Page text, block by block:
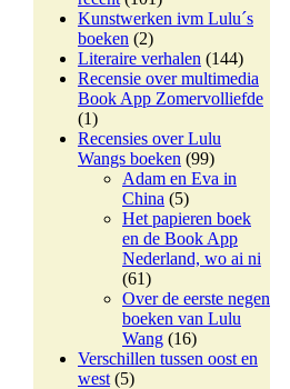
Kunstwerken ivm Lulu´s
boeken (2)
Literaire verhalen (144)
Recensie over multimedia
Book App Zomervolliefde
(1)
Recensies over Lulu
Wangs boeken (99)
Adam en Eva in
China (5)
Het papieren boek
en de Book App
Nederland, wo ai ni
(61)
Over de eerste negen
boeken van Lulu
Wang (16)
Verschillen tussen oost en
west (5)